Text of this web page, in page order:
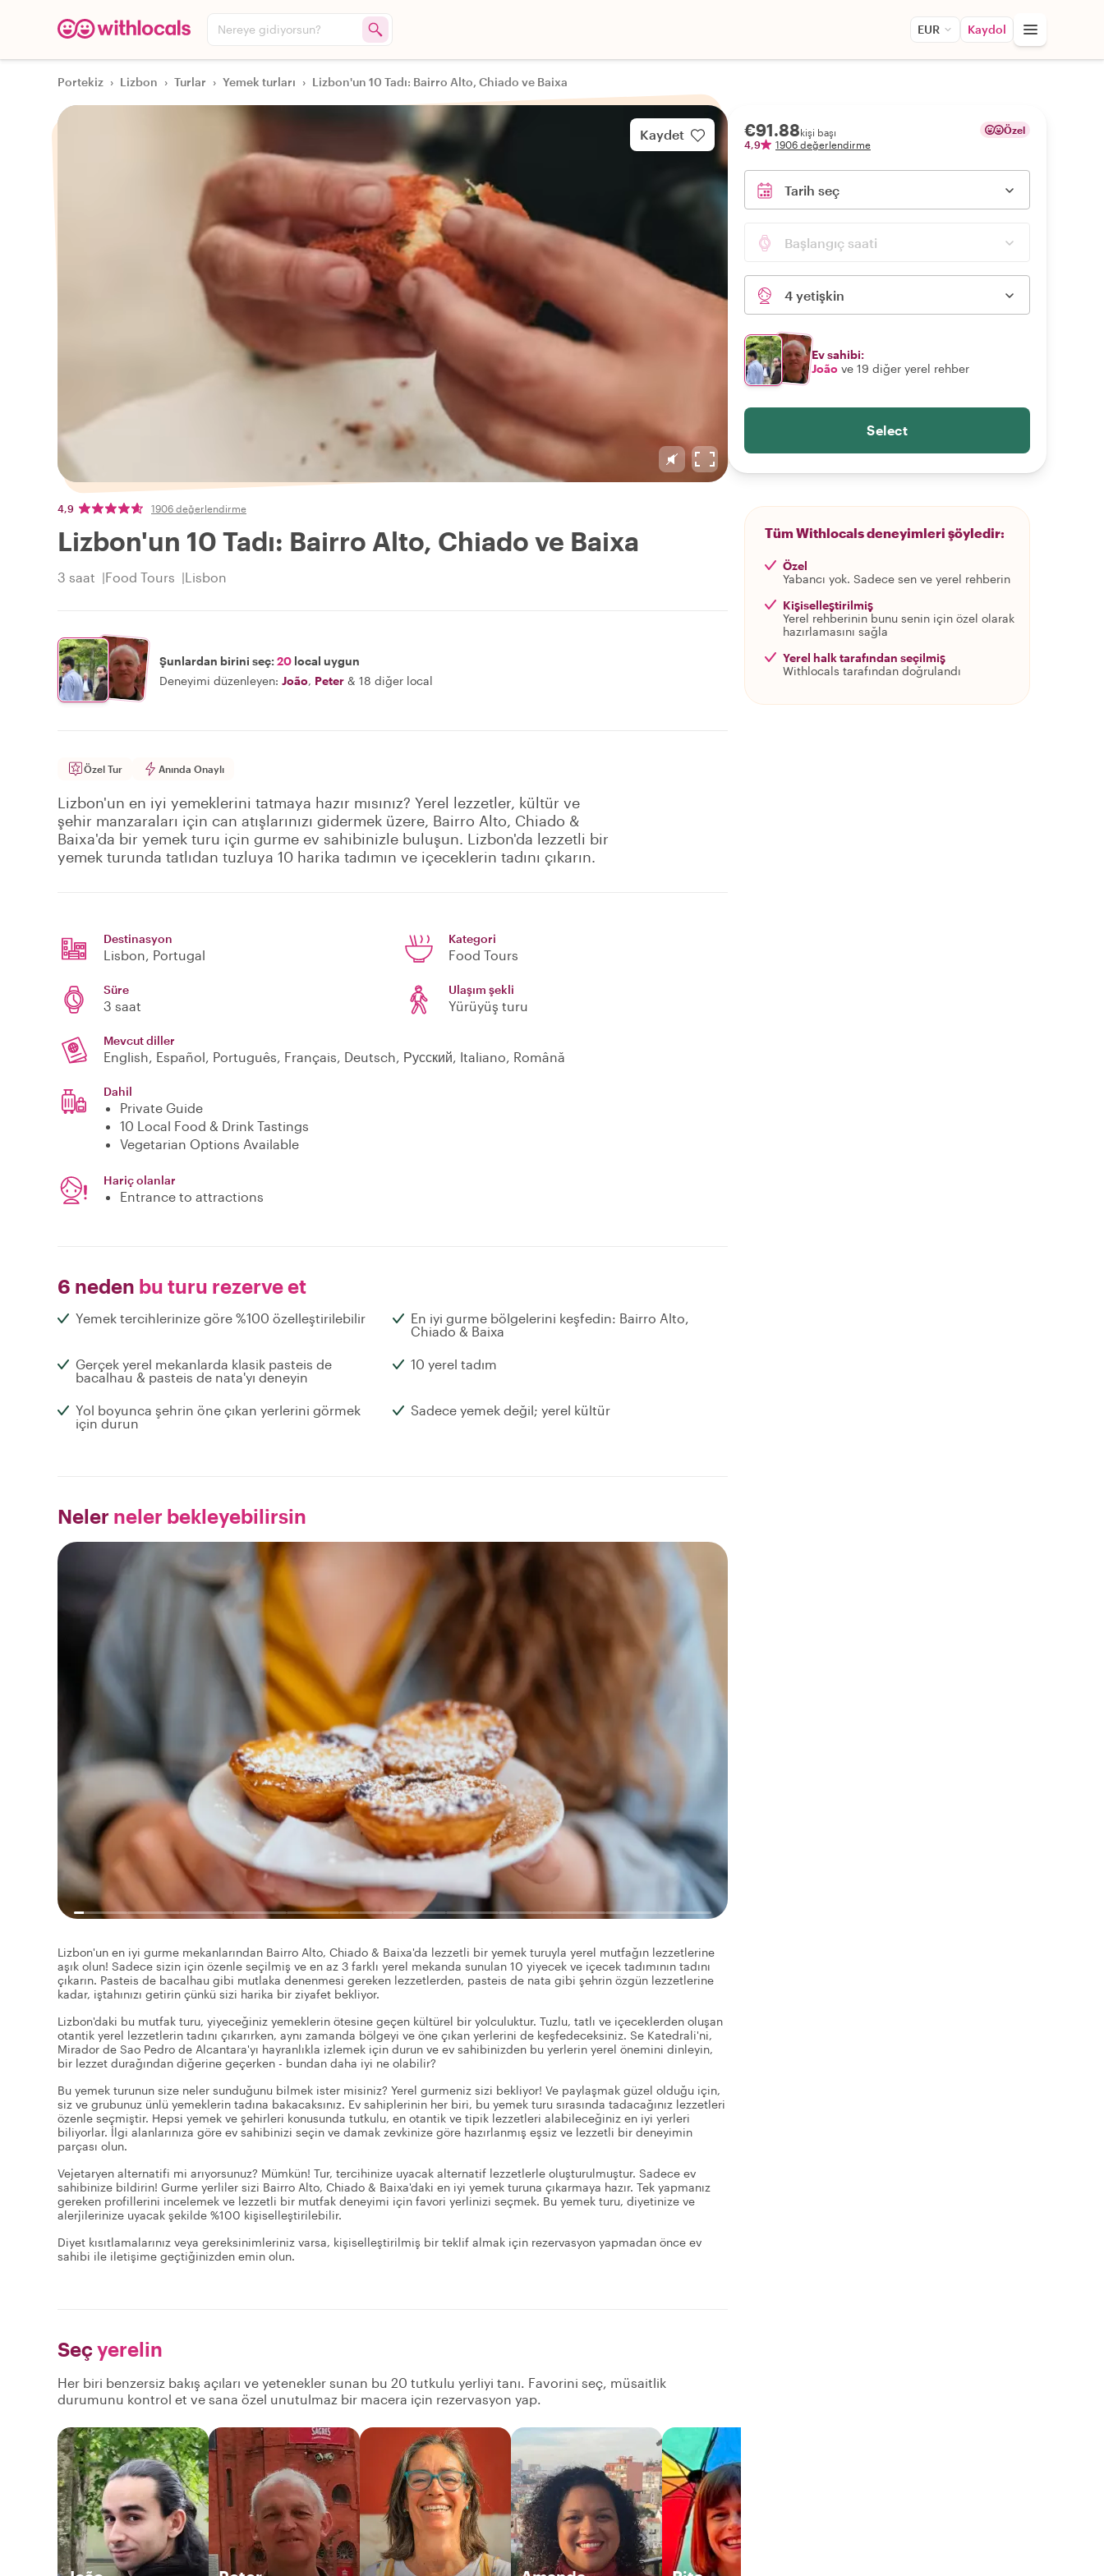
Nereye gidiyorsun? EUR Kaydol
Portekiz › Lizbon › Turlar › Yemek turları › Lizbon'un 10 Tadı: Bairro Alto, Chiado ve Baixa
Kaydet
4,9 1906 değerlendirme
Lizbon'un 10 Tadı: Bairro Alto, Chiado ve Baixa
3 saat Food Tours Lisbon
Şunlardan birini seç:20 local uygun
Deneyimi düzenleyen: João, Peter & 18 diğer local
Özel Tur Anında Onaylı
Lizbon'un en iyi yemeklerini tatmaya hazır mısınız? Yerel lezzetler, kültür ve
şehir manzaraları için can atışlarınızı gidermek üzere, Bairro Alto, Chiado &
Baixa'da bir yemek turu için gurme ev sahibinizle buluşun. Lizbon'da lezzetli bir
yemek turunda tatlıdan tuzluya 10 harika tadımın ve içeceklerin tadını çıkarın.
Destinasyon
Lisbon, Portugal
Kategori
Food Tours
Süre
3 saat
Ulaşım şekli
Yürüyüş turu
Mevcut diller
English, Español, Português, Français, Deutsch, Русский, Italiano, Română
Dahil
Private Guide
10 Local Food & Drink Tastings
Vegetarian Options Available
Hariç olanlar
Entrance to attractions
6 neden bu turu rezerve et
Yemek tercihlerinize göre %100 özelleştirilebilir
En iyi gurme bölgelerini keşfedin: Bairro Alto,
Chiado & Baixa
Gerçek yerel mekanlarda klasik pasteis de
bacalhau & pasteis de nata'yı deneyin
10 yerel tadım
Yol boyunca şehrin öne çıkan yerlerini görmek
için durun
Sadece yemek değil; yerel kültür
Neler neler bekleyebilirsin
Lizbon'un en iyi gurme mekanlarından Bairro Alto, Chiado & Baixa'da lezzetli bir yemek turuyla yerel mutfağın lezzetlerine
aşık olun! Sadece sizin için özenle seçilmiş ve en az 3 farklı yerel mekanda sunulan 10 yiyecek ve içecek tadımının tadını
çıkarın. Pasteis de bacalhau gibi mutlaka denenmesi gereken lezzetlerden, pasteis de nata gibi şehrin özgün lezzetlerine
kadar, iştahınızı getirin çünkü sizi harika bir ziyafet bekliyor.
Lizbon'daki bu mutfak turu, yiyeceğiniz yemeklerin ötesine geçen kültürel bir yolculuktur. Tuzlu, tatlı ve içeceklerden oluşan
otantik yerel lezzetlerin tadını çıkarırken, aynı zamanda bölgeyi ve öne çıkan yerlerini de keşfedeceksiniz. Se Katedrali'ni,
Mirador de Sao Pedro de Alcantara'yı hayranlıkla izlemek için durun ve ev sahibinizden bu yerlerin yerel önemini dinleyin,
bir lezzet durağından diğerine geçerken - bundan daha iyi ne olabilir?
Bu yemek turunun size neler sunduğunu bilmek ister misiniz? Yerel gurmeniz sizi bekliyor! Ve paylaşmak güzel olduğu için,
siz ve grubunuz ünlü yemeklerin tadına bakacaksınız. Ev sahiplerinin her biri, bu yemek turu sırasında tadacağınız lezzetleri
özenle seçmiştir. Hepsi yemek ve şehirleri konusunda tutkulu, en otantik ve tipik lezzetleri alabileceğiniz en iyi yerleri
biliyorlar. İlgi alanlarınıza göre ev sahibinizi seçin ve damak zevkinize göre hazırlanmış eşsiz ve lezzetli bir deneyimin
parçası olun.
Vejetaryen alternatifi mi arıyorsunuz? Mümkün! Tur, tercihinize uyacak alternatif lezzetlerle oluşturulmuştur. Sadece ev
sahibinize bildirin! Gurme yerliler sizi Bairro Alto, Chiado & Baixa'daki en iyi yemek turuna çıkarmaya hazır. Tek yapmanız
gereken profillerini incelemek ve lezzetli bir mutfak deneyimi için favori yerlinizi seçmek. Bu yemek turu, diyetinize ve
alerjilerinize uyacak şekilde %100 kişiselleştirilebilir.
Diyet kısıtlamalarınız veya gereksinimleriniz varsa, kişiselleştirilmiş bir teklif almak için rezervasyon yapmadan önce ev
sahibi ile iletişime geçtiğinizden emin olun.
Seçyerelin
Her biri benzersiz bakış açıları ve yetenekler sunan bu 20 tutkulu yerliyi tanı. Favorini seç, müsaitlik
durumunu kontrol et ve sana özel unutulmaz bir macera için rezervasyon yap.
€91.88kişi başı
4,9
1906 değerlendirme
Özel
Tarih seç
Başlangıç saati
4 yetişkin
Ev sahibi:
João ve 19 diğer yerel rehber
Select
Tüm Withlocals deneyimleri şöyledir:
Özel
Yabancı yok. Sadece sen ve yerel rehberin
Kişiselleştirilmiş
Yerel rehberinin bunu senin için özel olarak
hazırlamasını sağla
Yerel halk tarafından seçilmiş
Withlocals tarafından doğrulandı